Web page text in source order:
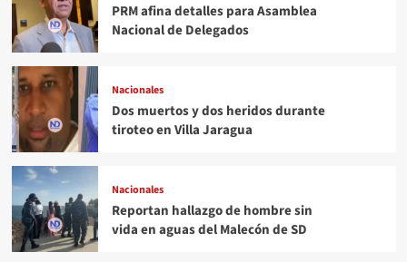
PRM afina detalles para Asamblea
Nacional de Delegados
Nacionales
Dos muertos y dos heridos durante
tiroteo en Villa Jaragua
Nacionales
Reportan hallazgo de hombre sin
vida en aguas del Malecón de SD